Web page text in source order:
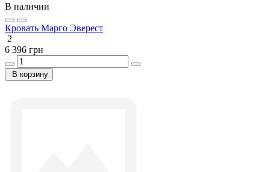
В наличии
Кровать Марго Эверест
2
6 396 грн
В корзину